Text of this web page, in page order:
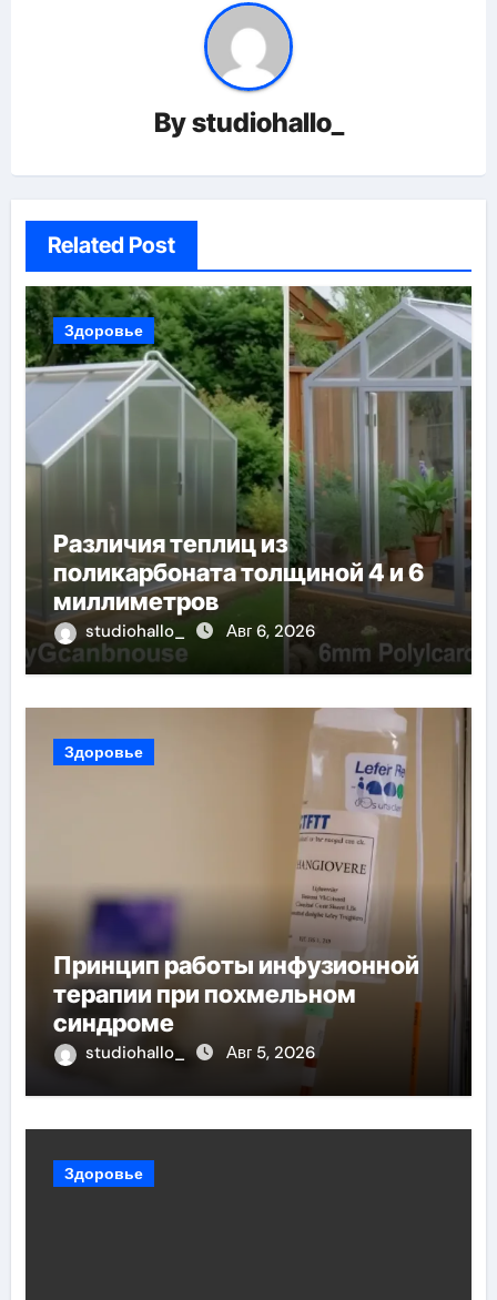
Bystudiohallo_
Related Post
Здоровье
Различия теплиц из
поликарбоната толщиной 4 и 6
миллиметров
studiohallo_ Авг 6, 2026
Здоровье
Принцип работы инфузионной
терапии при похмельном
синдроме
studiohallo_ Авг 5, 2026
Здоровье